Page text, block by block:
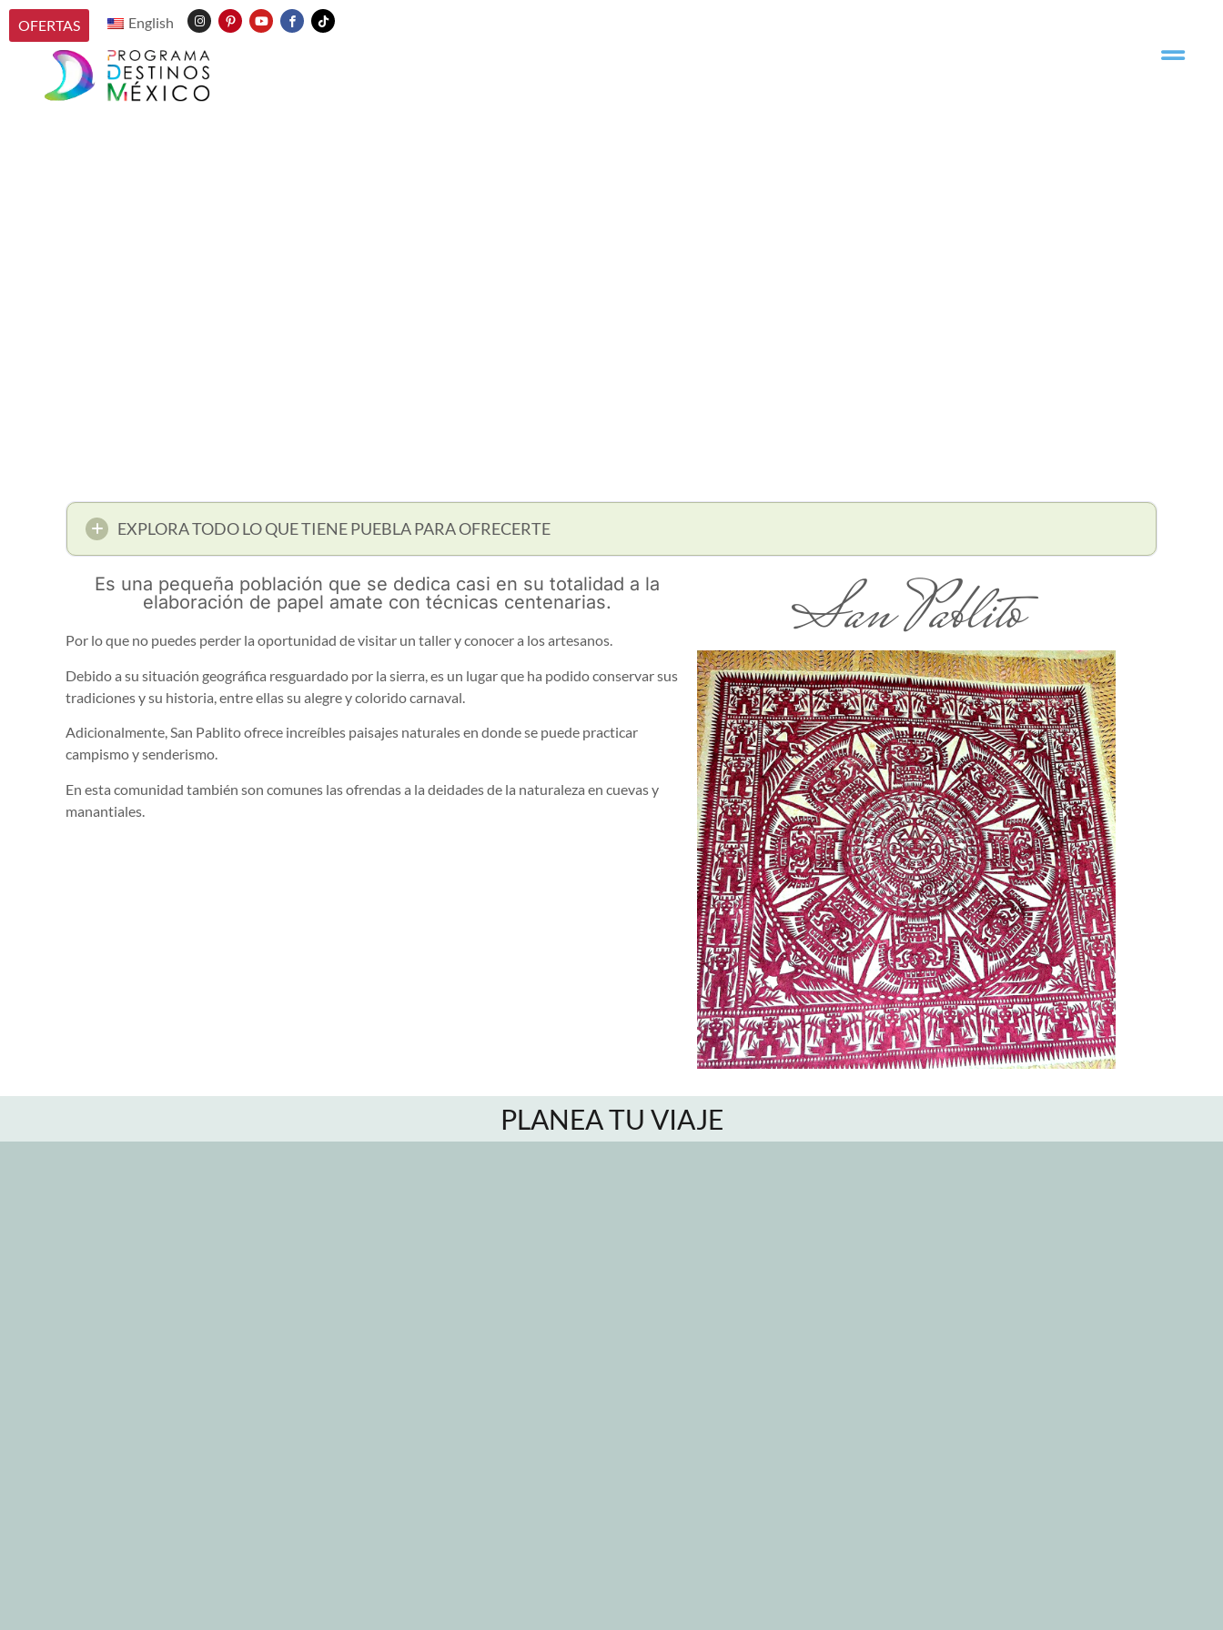
OFERTAS English
EXPLORA TODO LO QUE TIENE PUEBLA PARA OFRECERTE
Es una pequeña población que se dedica casi en su totalidad a la
elaboración de papel amate con técnicas centenarias.
Por lo que no puedes perder la oportunidad de visitar un taller y conocer a los artesanos.
Debido a su situación geográfica resguardado por la sierra, es un lugar que ha podido conservar sus
tradiciones y su historia, entre ellas su alegre y colorido carnaval.
Adicionalmente, San Pablito ofrece increíbles paisajes naturales en donde se puede practicar
campismo y senderismo.
En esta comunidad también son comunes las ofrendas a la deidades de la naturaleza en cuevas y
manantiales.
San Pablito
PLANEA TU VIAJE